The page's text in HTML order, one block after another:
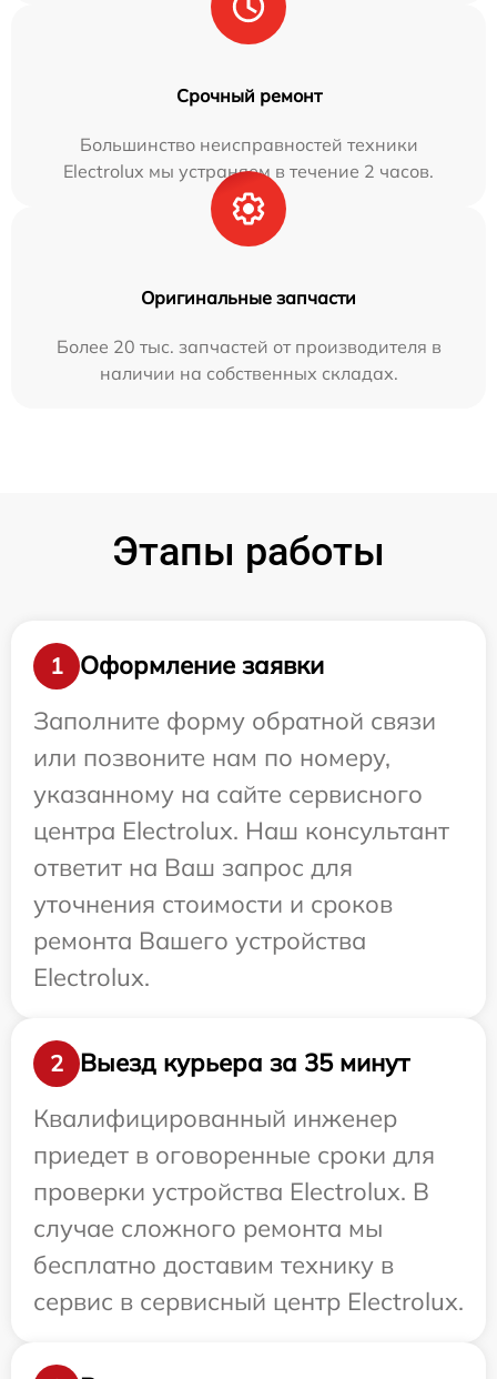
Срочный ремонт
Большинство неисправностей техники
Electrolux мы устраняем в течение 2 часов.
Оригинальные запчасти
Более 20 тыс. запчастей от производителя в
наличии на собственных складах.
Этапы работы
1
Оформление заявки
Заполните форму обратной связи
или позвоните нам по номеру,
указанному на сайте сервисного
центра Electrolux. Наш консультант
ответит на Ваш запрос для
уточнения стоимости и сроков
ремонта Вашего устройства
Electrolux.
2
Выезд курьера за 35 минут
Квалифицированный инженер
приедет в оговоренные сроки для
проверки устройства Electrolux. В
случае сложного ремонта мы
бесплатно доставим технику в
сервис в сервисный центр Electrolux.